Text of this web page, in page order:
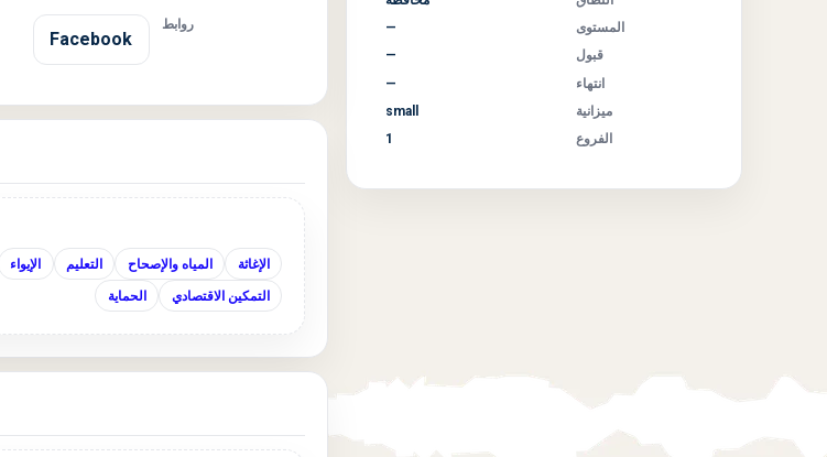
المستوى
—
قبول
—
انتهاء
—
ميزانية
small
الفروع
1
روابط
Facebook
الإغاثة المياه والإصحاح التعليم الإيواء
التمكين الاقتصادي الحماية